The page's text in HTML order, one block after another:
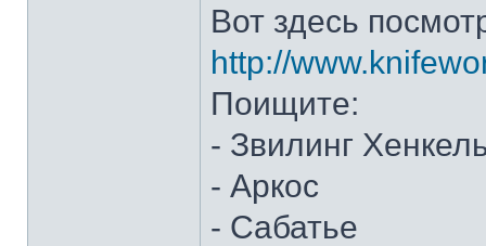
Вот здесь
http://
Поищите:
- Звилинг
- Аркос
- Сабатье